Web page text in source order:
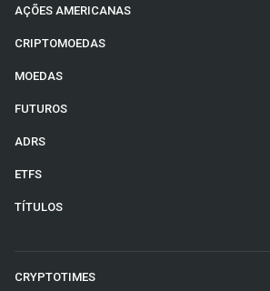
AÇÕES AMERICANAS
CRIPTOMOEDAS
MOEDAS
FUTUROS
ADRS
ETFS
TÍTULOS
CRYPTOTIMES